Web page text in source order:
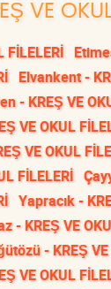
VE
FİLELERİ
Elvankent -
- KREŞ VE
VE OKUL
VE OKUL
FİLELERİ
Yapracık -
- KREŞ VE
- KREŞ
VE OKUL